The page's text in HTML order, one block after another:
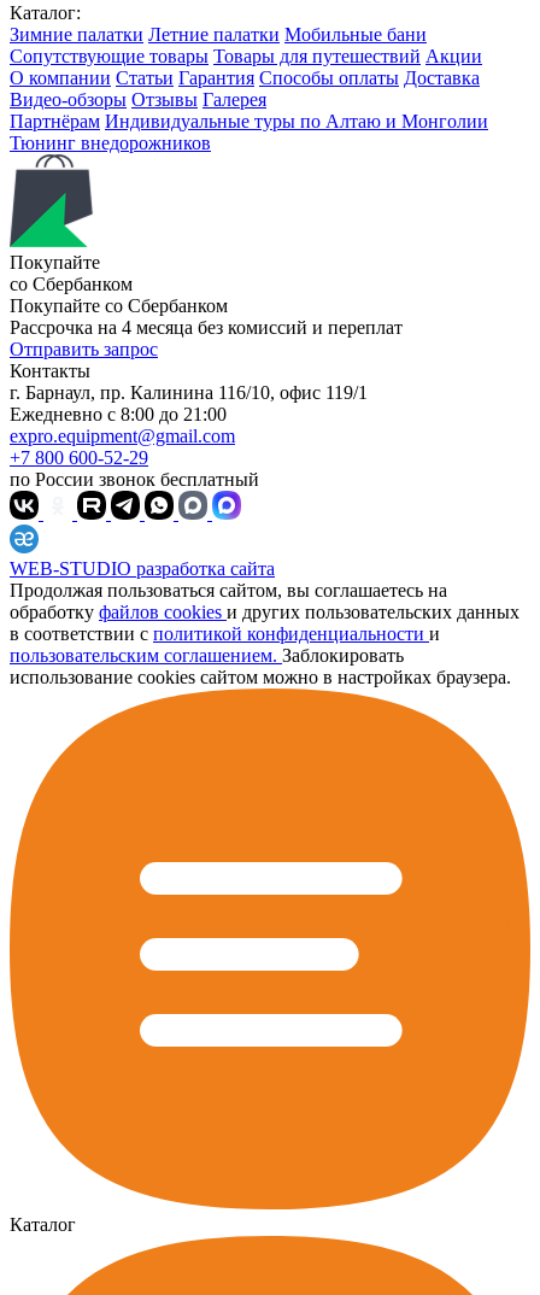
Каталог:
Зимние палатки Летние палатки Мобильные бани
Сопутствующие товары Товары для путешествий Акции
О компании Статьи Гарантия Способы оплаты Доставка
Видео-обзоры Отзывы Галерея
Партнёрам Индивидуальные туры по Алтаю и Монголии
Тюнинг внедорожников
Покупайте
со Сбербанком
Покупайте со Сбербанком
Рассрочка на 4 месяца без комиссий и переплат
Отправить запрос
Контакты
г. Барнаул, пр. Калинина 116/10, офис 119/1
Ежедневно с 8:00 до 21:00
expro.equipment@gmail.com
+7 800 600-52-29
по России звонок бесплатный
WEB-STUDIO разработка сайта
Продолжая пользоваться сайтом, вы соглашаетесь на
обработку файлов cookies и других пользовательских данных
в соответствии с политикой конфиденциальности и
пользовательским соглашением. Заблокировать
использование cookies сайтом можно в настройках браузера.
Каталог